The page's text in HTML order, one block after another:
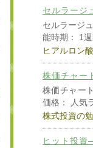
セルラージ
セルラージ
能時期： 1
ヒアルロン
株価チャー
株価チャー
価格： 人気
株式投資の
ヒット投資